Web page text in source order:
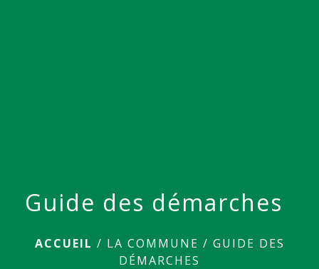
Guide des démarches
ACCUEIL / LA COMMUNE / GUIDE DES
DÉMARCHES